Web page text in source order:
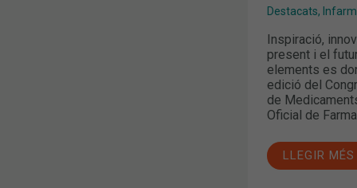
Destacats,
Inspiració,
present i el
elements es
edició del
de
Oficial de
LLEGIR MÉS